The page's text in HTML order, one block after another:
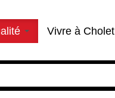
Vivre à Cholet